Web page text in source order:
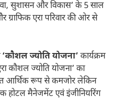
सुशासन और विकास’ के 5 साल
ग्राफिक एरा परिवार की ओर से
ज्योति योजना’ कार्यक्रम
कौशल ज्योति योजना’ का
आर्थिक रूप से कमजोर लेकिन
होटल मैनेजमेंट एवं इंजीनियरिंग